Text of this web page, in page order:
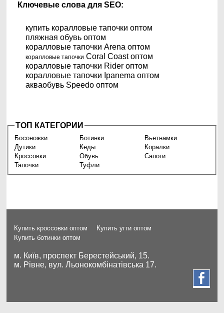
Ключевые слова для SEO:
купить коралловые тапочки оптом
пляжная обувь оптом
коралловые тапочки Arena оптом
коралловые тапочки Coral Coast оптом
коралловые тапочки Rider оптом
коралловые тапочки Ipanema оптом
акваобувь Speedo оптом
ТОП КАТЕГОРИИ
Босоножки Ботинки
Вьетнамки
Дутики
Кеды
Коралки
Кроссовки
Обувь
Сапоги
Тапочки
Туфли
Купить кроссовки оптом
Купить угги оптом
Купить ботинки оптом
м. Київ, проспект Берестейський, 15.
м. Рівне, вул. Льонокомбінатівська 17.